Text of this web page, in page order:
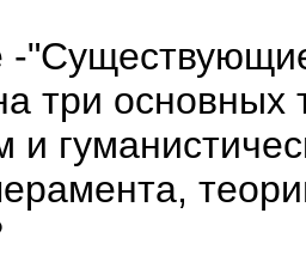
-
три основных
и